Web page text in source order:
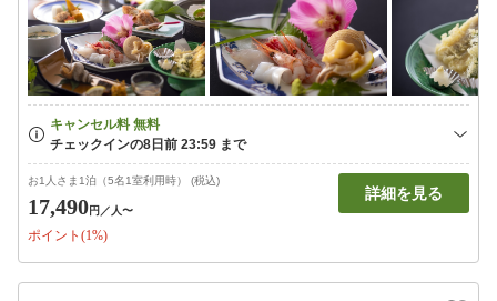
お1人さま1泊（5名1室利用時） (税込)
17,490円 ／人〜
ポイント(1%)
詳細を見る